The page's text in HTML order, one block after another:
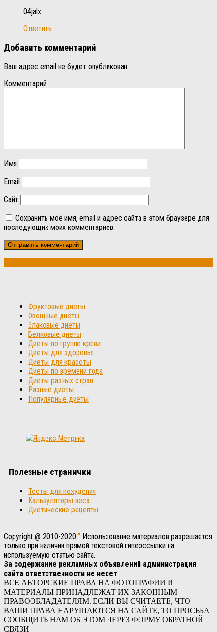
04jalx
Ответить
Добавить комментарий
Ваш адрес email не будет опубликован.
Комментарий
Имя
Email
Сайт
Сохранить моё имя, email и адрес сайта в этом браузере для
последующих моих комментариев.
Фруктовые диеты
Овощные диеты
Злаковые диеты
Белковые диеты
Диеты по группе крови
Диеты для здоровья
Диеты для красоты
Диеты по времени года
Диеты разных стран
Разные диеты
Популярные диеты
Полезные странички
Тесты для похудения
Калькуляторы веса
Диетические рецепты
Copyright @ 2010-2020 " Использование материалов разрешается
только при наличии прямой текстовой гиперссылки на
используемую статью сайта.
За содержание рекламных объявлений администрация
сайта ответственности не несет
ВСЕ АВТОРСКИЕ ПРАВА НА ФОТОГРАФИИ И
МАТЕРИАЛЫ ПРИНАДЛЕЖАТ ИХ ЗАКОННЫМ
ПРАВООБЛАДАТЕЛЯМ. ЕСЛИ ВЫ СЧИТАЕТЕ, ЧТО
ВАШИ ПРАВА НАРУШАЮТСЯ НА САЙТЕ, ТО ПРОСЬБА
СООБЩИТЬ НАМ ОБ ЭТОМ ЧЕРЕЗ ФОРМУ ОБРАТНОЙ
СВЯЗИ